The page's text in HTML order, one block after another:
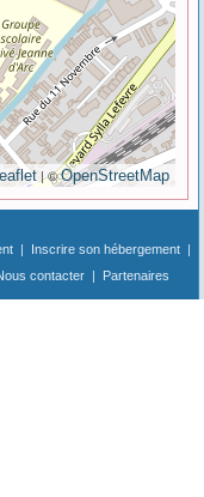
Leaflet| ©OpenStreetMap
| Inscrire son hébergement |
contacter| Partenaires